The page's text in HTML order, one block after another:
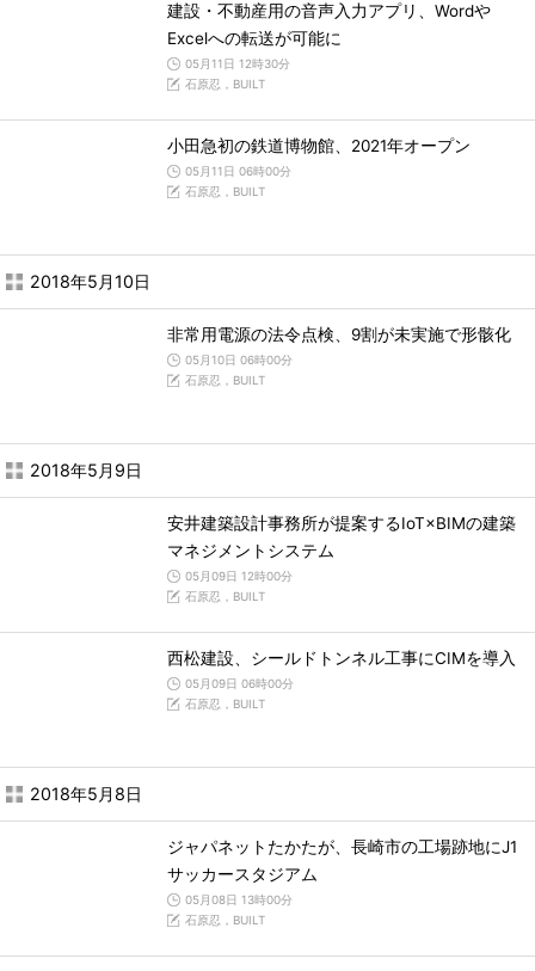
建設・不動産用の音声入力アプリ、Wordや
Excelへの転送が可能に
05月11日 12時30分
石原忍，BUILT
小田急初の鉄道博物館、2021年オープン
05月11日 06時00分
石原忍，BUILT
2018年5月10日
非常用電源の法令点検、9割が未実施で形骸化
05月10日 06時00分
石原忍，BUILT
2018年5月9日
安井建築設計事務所が提案するIoT×BIMの建築
マネジメントシステム
05月09日 12時00分
石原忍，BUILT
西松建設、シールドトンネル工事にCIMを導入
05月09日 06時00分
石原忍，BUILT
2018年5月8日
ジャパネットたかたが、長崎市の工場跡地にJ1
サッカースタジアム
05月08日 13時00分
石原忍，BUILT